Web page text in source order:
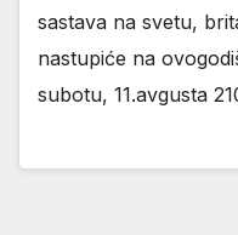
sastava na svetu,
nastupiće na
subotu, 11.avgusta